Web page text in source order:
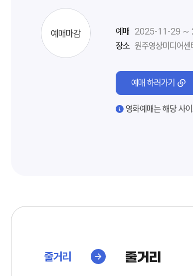
예매마감 예매 2025-11-29 ~
장소 원주영상미디어센
예매 하러가기
영화예매는 해당 사
줄거리 줄거리